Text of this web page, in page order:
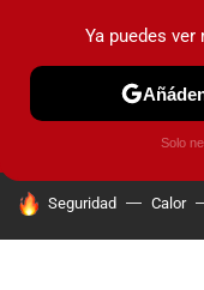
PRUEBAS
HOY SE HABLA DE
Seguridad Calor
Ya puedes
Solo